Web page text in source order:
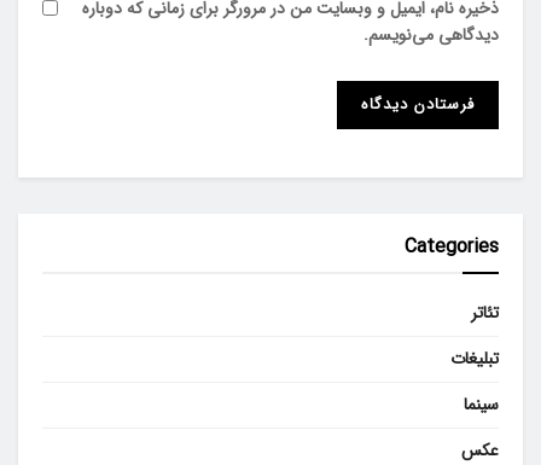
ذخیره نام، ایمیل و وبسایت من در مرورگر برای زمانی که دوباره
دیدگاهی می‌نویسم.
Categories
تئاتر
تبلیغات
سینما
عکس